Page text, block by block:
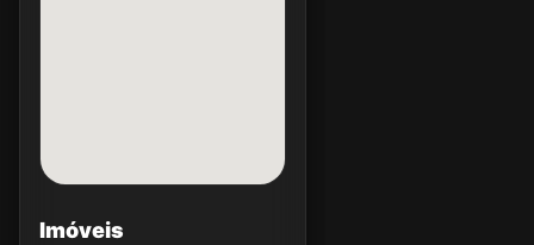
Imóveis